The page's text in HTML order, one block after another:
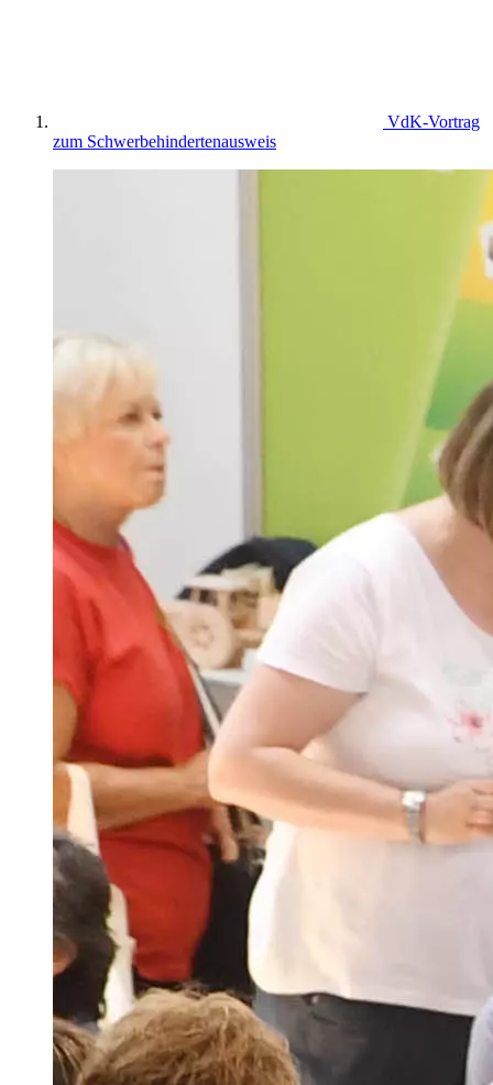
VdK-Vortrag
zum Schwerbehindertenausweis